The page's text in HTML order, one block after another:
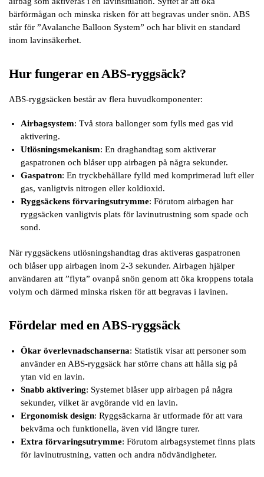
bärförmågan och minska risken för att begravas under snön. ABS
står för ”Avalanche Balloon System” och har blivit en standard
inom lavinsäkerhet.
Hur fungerar en ABS-ryggsäck?
ABS-ryggsäcken består av flera huvudkomponenter:
Airbagsystem: Två stora ballonger som fylls med gas vid
aktivering.
Utlösningsmekanism: En draghandtag som aktiverar
gaspatronen och blåser upp airbagen på några sekunder.
Gaspatron: En tryckbehållare fylld med komprimerad luft eller
gas, vanligtvis nitrogen eller koldioxid.
Ryggsäckens förvaringsutrymme: Förutom airbagen har
ryggsäcken vanligtvis plats för lavinutrustning som spade och
sond.
När ryggsäckens utlösningshandtag dras aktiveras gaspatronen
och blåser upp airbagen inom 2-3 sekunder. Airbagen hjälper
användaren att ”flyta” ovanpå snön genom att öka kroppens totala
volym och därmed minska risken för att begravas i lavinen.
Fördelar med en ABS-ryggsäck
Ökar överlevnadschanserna: Statistik visar att personer som
använder en ABS-ryggsäck har större chans att hålla sig på
ytan vid en lavin.
Snabb aktivering: Systemet blåser upp airbagen på några
sekunder, vilket är avgörande vid en lavin.
Ergonomisk design: Ryggsäckarna är utformade för att vara
bekväma och funktionella, även vid längre turer.
Extra förvaringsutrymme: Förutom airbagsystemet finns plats
för lavinutrustning, vatten och andra nödvändigheter.